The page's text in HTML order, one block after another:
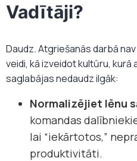
Vadītāji?
Daudz. Atgriešanās darbā
veidi, kā izveidot kultūru,
saglabājas nedaudz ilgāk:
Normalizējiet lēnu
komandas
lai “iekārtotos,”
produktivitāti.